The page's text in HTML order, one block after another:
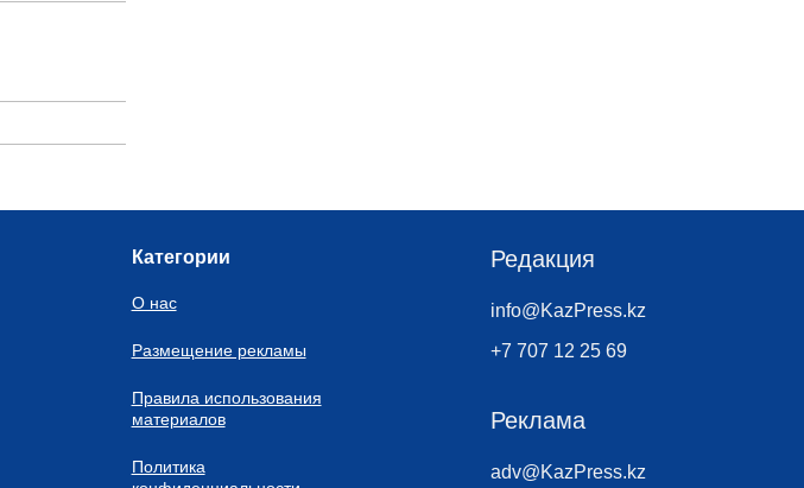
Категории
О нас
Размещение рекламы
Правила использования
материалов
Политика
Редакция
info@KazPress.kz
+7 707 12 25 69
Реклама
adv@KazPress.kz